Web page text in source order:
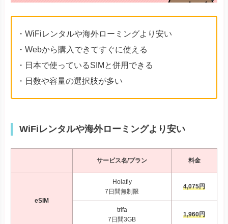
・WiFiレンタルや海外ローミングより安い
・Webから購入できてすぐに使える
・日本で使っているSIMと併用できる
・日数や容量の選択肢が多い
WiFiレンタルや海外ローミングより安い
サービス名/プラン 料金
eSIM
Holafly
7日間無制限
4,075円
trifa
7日間3GB
1,960円